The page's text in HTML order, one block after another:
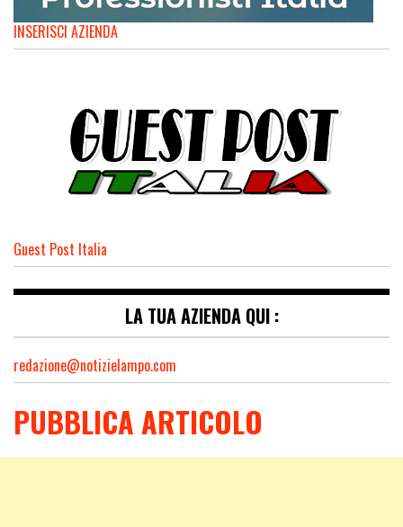
INSERISCI AZIENDA
Guest Post Italia
LA TUA AZIENDA QUI :
redazione@notizielampo.com
PUBBLICA ARTICOLO